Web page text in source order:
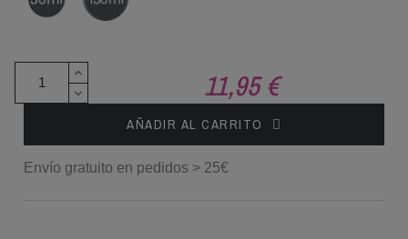
ml
ml
11,95 €
AÑADIR AL CARRITO
Envío gratuito en pedidos > 25€